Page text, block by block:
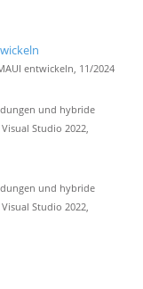
entwickeln, 11/2024
und hybride
Studio 2022,
und hybride
Studio 2022,